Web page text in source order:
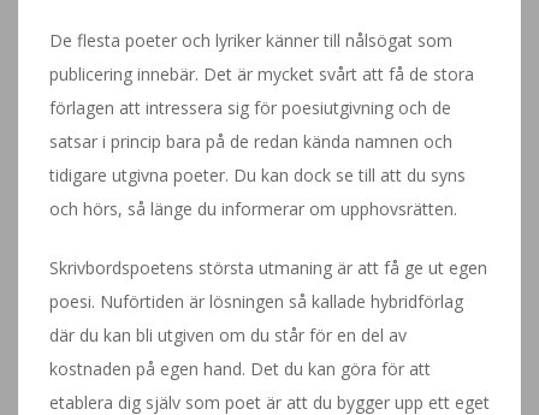
De flesta poeter och lyriker känner till nålsögat som
publicering innebär. Det är mycket svårt att få de stora
förlagen att intressera sig för poesiutgivning och de
satsar i princip bara på de redan kända namnen och
tidigare utgivna poeter. Du kan dock se till att du syns
och hörs, så länge du informerar om upphovsrätten.
Skrivbordspoetens största utmaning är att få ge ut egen
poesi. Nuförtiden är lösningen så kallade hybridförlag
där du kan bli utgiven om du står för en del av
kostnaden på egen hand. Det du kan göra för att
etablera dig själv som poet är att du bygger upp ett eget